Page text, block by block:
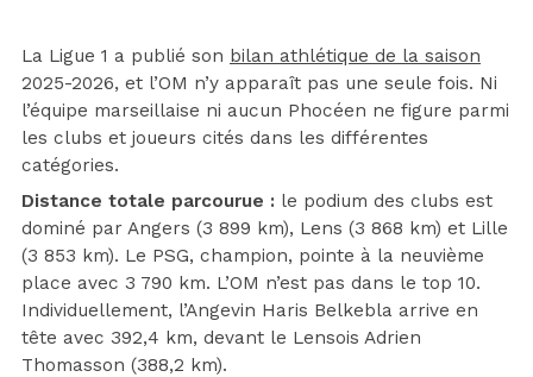
La Ligue 1 a publié son bilan athlétique de la saison
2025-2026, et l’OM n’y apparaît pas une seule fois. Ni
l’équipe marseillaise ni aucun Phocéen ne figure parmi
les clubs et joueurs cités dans les différentes
catégories.
Distance totale parcourue : le podium des clubs est
dominé par Angers (3 899 km), Lens (3 868 km) et Lille
(3 853 km). Le PSG, champion, pointe à la neuvième
place avec 3 790 km. L’OM n’est pas dans le top 10.
Individuellement, l’Angevin Haris Belkebla arrive en
tête avec 392,4 km, devant le Lensois Adrien
Thomasson (388,2 km).